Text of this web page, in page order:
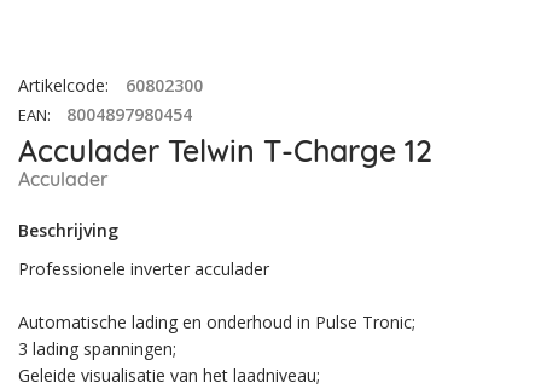
Artikelcode: 60802300
EAN: 8004897980454
Acculader Telwin T-Charge 12
Acculader
Beschrijving
Professionele inverter acculader
Automatische lading en onderhoud in Pulse Tronic;
3 lading spanningen;
Geleide visualisatie van het laadniveau;